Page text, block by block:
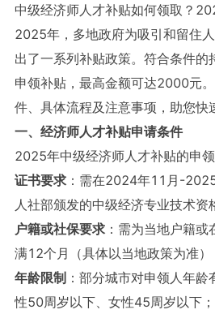
中级经济师人才补贴如何领取？
2025年，多地政府为吸引和留住
出了一系列补贴政策。符合条件的
申领补贴，最高金额可达2000元
件、具体流程及注意事项，助您快
一、经济师人才补贴申请条件
2025年中级经济师人才补贴的申
证书要求 ：需在2024年11月-
人社部颁发的中级经济专业技术资
户籍或社保要求 ：需为当地户籍
满12个月（具体以当地政策为准）
年龄限制 ：部分城市对申领人年
性50周岁以下、女性45周岁以下；